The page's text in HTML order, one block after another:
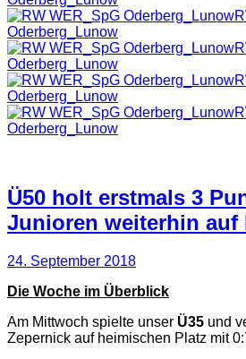
Oderberg_Lunow
Oderberg_Lunow
Oderberg_Lunow
Oderberg_Lunow
Ü50 holt erstmals 3
Junioren weiterhin auf
24. September 2018
Die Woche im Überblick
Am Mittwoch spielte unser Ü35 und
Zepernick auf heimischen Platz mit